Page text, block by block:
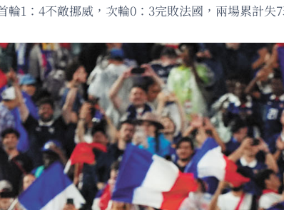
輪1：4不敵挪威，次輪0：3完敗法國，兩場累計失